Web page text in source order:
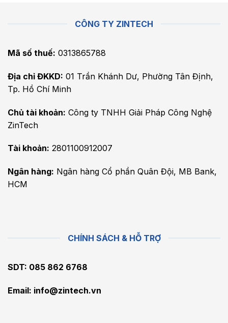
CÔNG TY ZINTECH
Mã số thuế: 0313865788
Địa chỉ ĐKKD: 01 Trần Khánh Dư, Phường Tân Định,
Tp. Hồ Chí Minh
Chủ tài khoản: Công ty TNHH Giải Pháp Công Nghệ
ZinTech
Tài khoản: 2801100912007
Ngân hàng: Ngân hàng Cổ phần Quân Đội, MB Bank,
HCM
CHÍNH SÁCH & HỖ TRỢ
SDT: 085 862 6768
Email: info@zintech.vn